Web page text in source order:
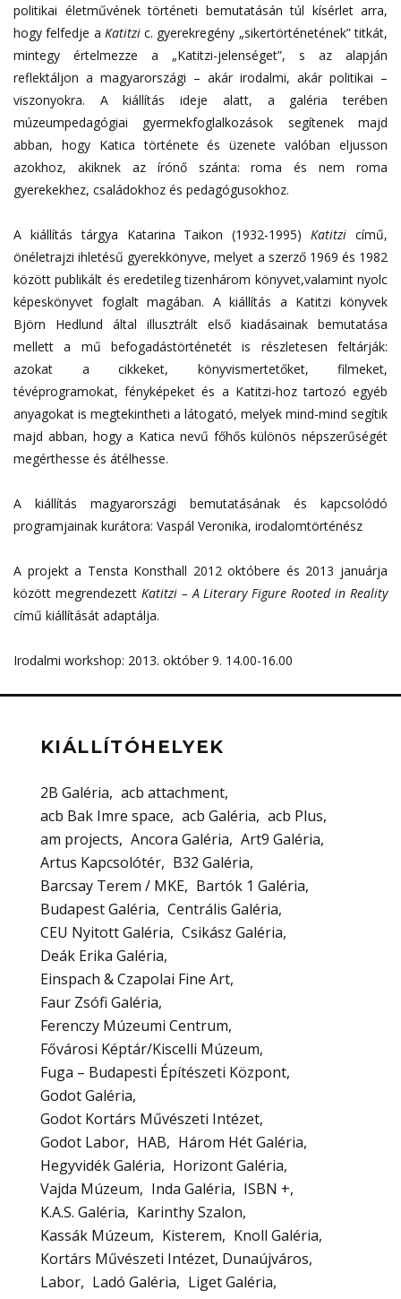
politikai életművének történeti bemutatásán túl kísérlet arra,
hogy felfedje a Katitzic. gyerekregény „sikertörténetének” titkát,
mintegy értelmezze a „Katitzi-jelenséget”, s az alapján
reflektáljon a magyarországi – akár irodalmi, akár politikai –
viszonyokra. A kiállítás ideje alatt, a galéria terében
múzeumpedagógiai gyermekfoglalkozások segítenek majd
abban, hogy Katica története és üzenete valóban eljusson
azokhoz, akiknek az írónő szánta: roma és nem roma
gyerekekhez, családokhoz és pedagógusokhoz.
A kiállítás tárgya Katarina Taikon (1932-1995)Katitzi című,
önéletrajzi ihletésű gyerekkönyve, melyet a szerző 1969 és 1982
között publikált és eredetileg tizenhárom könyvet,valamint nyolc
képeskönyvet foglalt magában. A kiállítás a Katitzi könyvek
Björn Hedlund által illusztrált első kiadásainak bemutatása
mellett a mű befogadástörténetét is részletesen feltárják:
azokat a cikkeket, könyvismertetőket, filmeket,
tévéprogramokat, fényképeket és a Katitzi-hoz tartozó egyéb
anyagokat is megtekintheti a látogató, melyek mind-mind segítik
majd abban, hogy a Katica nevű főhős különös népszerűségét
megérthesse és átélhesse.
A kiállítás magyarországi bemutatásának és kapcsolódó
programjainak kurátora: Vaspál Veronika, irodalomtörténész
A projekt a Tensta Konsthall 2012 októbere és 2013 januárja
között megrendezett Katitzi – A Literary Figure Rooted in Reality
című kiállítását adaptálja.
Irodalmi workshop: 2013. október 9. 14.00-16.00
KIÁLLÍTÓHELYEK
2B Galéria
acb attachment
acb Bak Imre space
acb Galéria
acb Plus
am projects
Ancora Galéria
Art9 Galéria
Artus Kapcsolótér
B32 Galéria
Barcsay Terem / MKE
Bartók 1 Galéria
Budapest Galéria
Centrális Galéria
CEU Nyitott Galéria
Csikász Galéria
Deák Erika Galéria
Einspach & Czapolai Fine Art
Faur Zsófi Galéria
Ferenczy Múzeumi Centrum
Fővárosi Képtár/Kiscelli Múzeum
Fuga – Budapesti Építészeti Központ
Godot Galéria
Godot Kortárs Művészeti Intézet
Godot Labor
HAB
Három Hét Galéria
Hegyvidék Galéria
Horizont Galéria
Vajda Múzeum
Inda Galéria
ISBN +
K.A.S. Galéria
Karinthy Szalon
Kassák Múzeum
Kisterem
Knoll Galéria
Kortárs Művészeti Intézet, Dunaújváros
Labor
Ladó Galéria
Liget Galéria